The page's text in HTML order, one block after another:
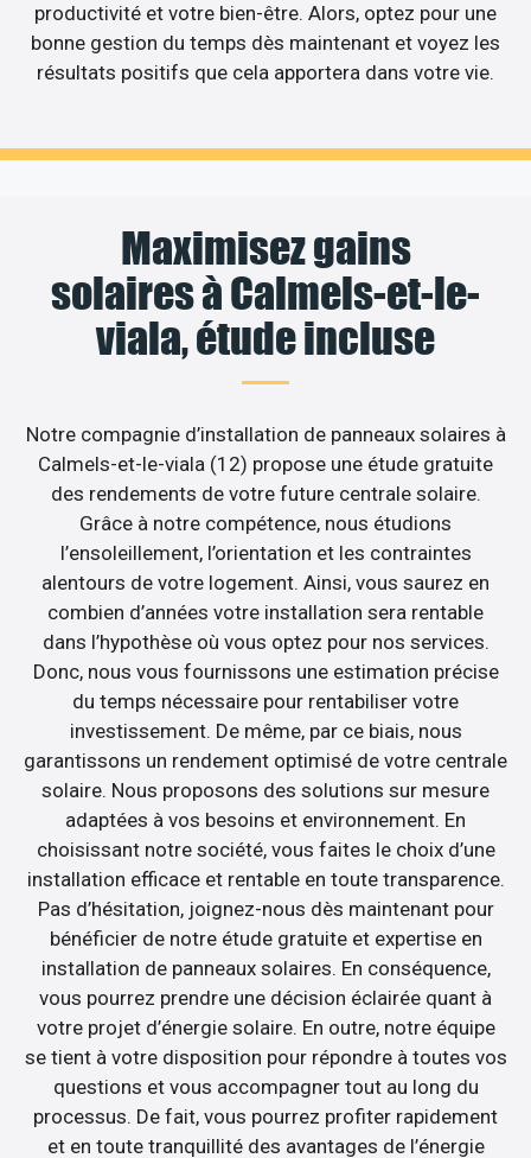
productivité et votre bien-être. Alors, optez pour une
bonne gestion du temps dès maintenant et voyez les
résultats positifs que cela apportera dans votre vie.
Maximisez gains
solaires à Calmels-et-le-
viala, étude incluse
Notre compagnie d’installation de panneaux solaires à
Calmels-et-le-viala (12) propose une étude gratuite
des rendements de votre future centrale solaire.
Grâce à notre compétence, nous étudions
l’ensoleillement, l’orientation et les contraintes
alentours de votre logement. Ainsi, vous saurez en
combien d’années votre installation sera rentable
dans l’hypothèse où vous optez pour nos services.
Donc, nous vous fournissons une estimation précise
du temps nécessaire pour rentabiliser votre
investissement. De même, par ce biais, nous
garantissons un rendement optimisé de votre centrale
solaire. Nous proposons des solutions sur mesure
adaptées à vos besoins et environnement. En
choisissant notre société, vous faites le choix d’une
installation efficace et rentable en toute transparence.
Pas d’hésitation, joignez-nous dès maintenant pour
bénéficier de notre étude gratuite et expertise en
installation de panneaux solaires. En conséquence,
vous pourrez prendre une décision éclairée quant à
votre projet d’énergie solaire. En outre, notre équipe
se tient à votre disposition pour répondre à toutes vos
questions et vous accompagner tout au long du
processus. De fait, vous pourrez profiter rapidement
et en toute tranquillité des avantages de l’énergie